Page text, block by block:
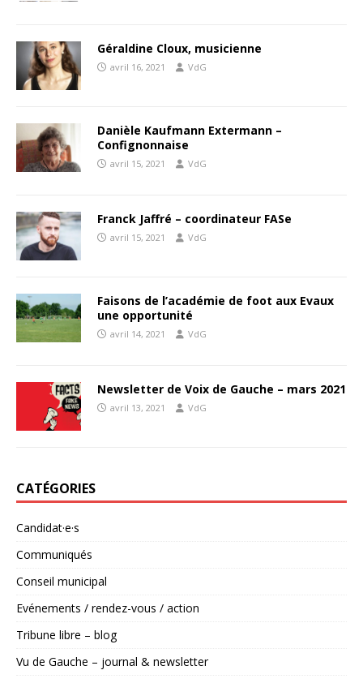
Géraldine Cloux, musicienne
avril 16, 2021 VdG
Danièle Kaufmann Extermann –
Confignonnaise
avril 15, 2021 VdG
Franck Jaffré – coordinateur FASe
avril 15, 2021 VdG
Faisons de l’académie de foot aux Evaux
une opportunité
avril 14, 2021 VdG
Newsletter de Voix de Gauche – mars 2021
avril 13, 2021 VdG
CATÉGORIES
Candidat·e·s
Communiqués
Conseil municipal
Evénements / rendez-vous / action
Tribune libre – blog
Vu de Gauche – journal & newsletter